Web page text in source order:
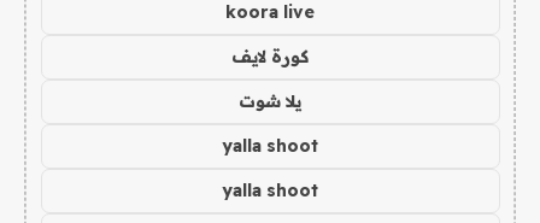
koora live
كورة لايف
يلا شوت
yalla shoot
yalla shoot